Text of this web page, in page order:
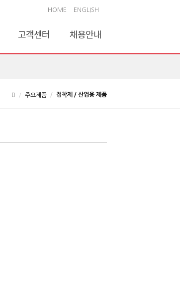
HOME ENGLISH
고객센터 채용안내
주요제품 접착제 / 산업용 제품